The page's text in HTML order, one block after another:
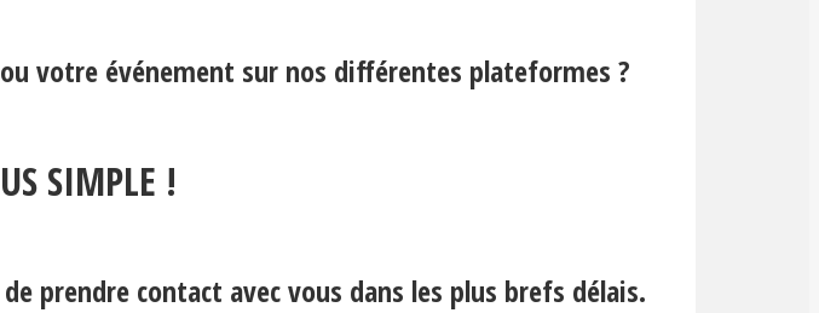
votre événement sur nos différentes plateformes ?
SIMPLE !​
prendre contact avec vous dans les plus brefs délais.